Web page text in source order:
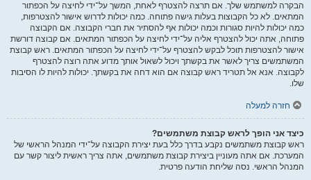
הבקרה למשתמש שלך. אם תרצה להצטרף לאחת, המשך על־ידי לחיצה על הכפתור
המתאים. לא כל הקבוצות בעלות גישה פתוחה. כמה יכולות לדרוש אישור להצטרפות,
כמה יכולות להיות סגורות וכמה יכולות אף להסתיר את חברי הקבוצה. אם הקבוצה
פתוחה, אתה יכול להצטרף אליה על־ידי לחיצה על הכפתור המתאים. אם קבוצה דורשת
אישור להצטרפות תוכל לבקש להצטרף על־ידי לחיצה על הכפתור המתאים. ראש קבוצת
המשתמשים צריך לאשר את בקשתך ויכול לשאול אותך מדוע אתה רוצה להצטרף
לקבוצה. אנא אל תטריד ראש קבוצה אם הוא דחה את בקשתך. יכולות להיות לו הסיבות
שלו.
חזרה למעלה
כיצד אני הופך לראש קבוצת משתמשים?
ראש קבוצת משתמשים נקבע בדרך כלל בעת יצירת הקבוצה על־ידי המנהל הראשי של
המערכת. אם אתה מעוניין ביצירת קבוצת משתמשים, אתה צריך ראשית ליצור קשר עם
המנהל הראשי. נסה שליחת הודעה פרטית.